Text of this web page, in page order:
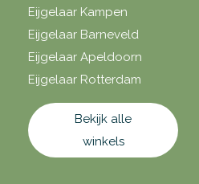
Eijgelaar Kampen
Eijgelaar Barneveld
Eijgelaar Apeldoorn
Eijgelaar Rotterdam
Bekijk alle
winkels